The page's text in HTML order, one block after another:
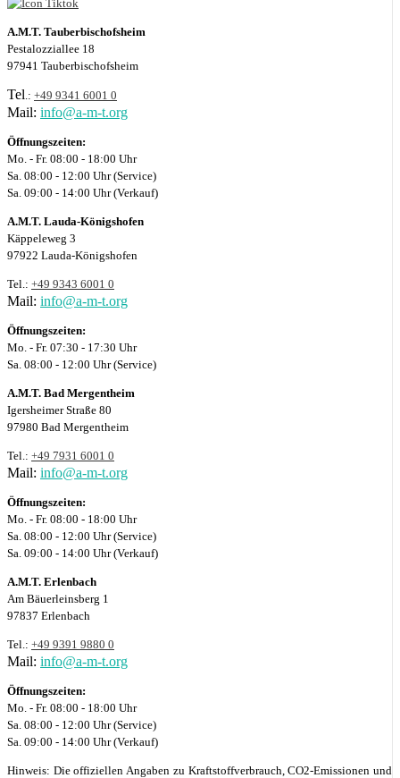
A.M.T. Tauberbischofsheim
Pestalozziallee 18
97941 Tauberbischofsheim
Tel.: +49 9341 6001 0
Mail: info@a-m-t.org
Öffnungszeiten:
Mo. - Fr. 08:00 - 18:00 Uhr
Sa. 08:00 - 12:00 Uhr (Service)
Sa. 09:00 - 14:00 Uhr (Verkauf)
A.M.T. Lauda-Königshofen
Käppeleweg 3
97922 Lauda-Königshofen
Tel.: +49 9343 6001 0
Mail: info@a-m-t.org
Öffnungszeiten:
Mo. - Fr. 07:30 - 17:30 Uhr
Sa. 08:00 - 12:00 Uhr (Service)
A.M.T. Bad Mergentheim
Igersheimer Straße 80
97980 Bad Mergentheim
Tel.: +49 7931 6001 0
Mail: info@a-m-t.org
Öffnungszeiten:
Mo. - Fr. 08:00 - 18:00 Uhr
Sa. 08:00 - 12:00 Uhr (Service)
Sa. 09:00 - 14:00 Uhr (Verkauf)
A.M.T. Erlenbach
Am Bäuerleinsberg 1
97837 Erlenbach
Tel.: +49 9391 9880 0
Mail: info@a-m-t.org
Öffnungszeiten:
Mo. - Fr. 08:00 - 18:00 Uhr
Sa. 08:00 - 12:00 Uhr (Service)
Sa. 09:00 - 14:00 Uhr (Verkauf)
Hinweis: Die offiziellen Angaben zu Kraftstoffverbrauch, CO2-Emissionen und